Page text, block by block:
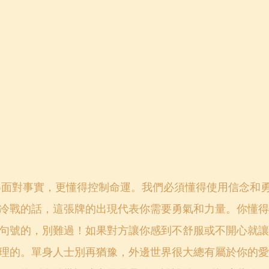
對事實，更懂得控制命運。我們必須懂得使用信念和
戰的話，這張牌的出現代表你需要勇氣和力量。你懂
號的，別難過！如果對方讓你感到不舒服或不開心就
的。單身人士別再猶豫，外邊世界很大總有屬於你的